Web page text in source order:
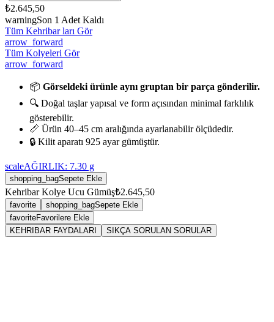
₺2.645,50
warningSon 1 Adet Kaldı
Tüm Kehribar ları Gör
arrow_forward
Tüm Kolyeleri Gör
arrow_forward
📦 Görseldeki ürünle aynı gruptan bir parça gönderilir.
🔍 Doğal taşlar yapısal ve form açısından minimal farklılık
gösterebilir.
📏 Ürün 40–45 cm aralığında ayarlanabilir ölçüdedir.
🔒 Kilit aparatı 925 ayar gümüştür.
scaleAĞIRLIK: 7.30 g
shopping_bagSepete Ekle
Kehribar Kolye Ucu Gümüş₺2.645,50
favorite shopping_bagSepete Ekle
favoriteFavorilere Ekle
KEHRIBAR FAYDALARI
SIKÇA SORULAN SORULAR